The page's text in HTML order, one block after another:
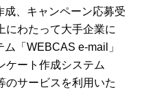
、キャンペーン応募受
にわたって大手企業に
「WEBCAS e-mail」
ケート作成システム
のサービスを利用いた